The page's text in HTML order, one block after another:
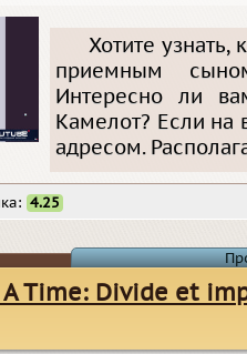
Хотите
приемным
Интересно ли
Камелот? Если на
адресом.
4.25
A Time: Divide et